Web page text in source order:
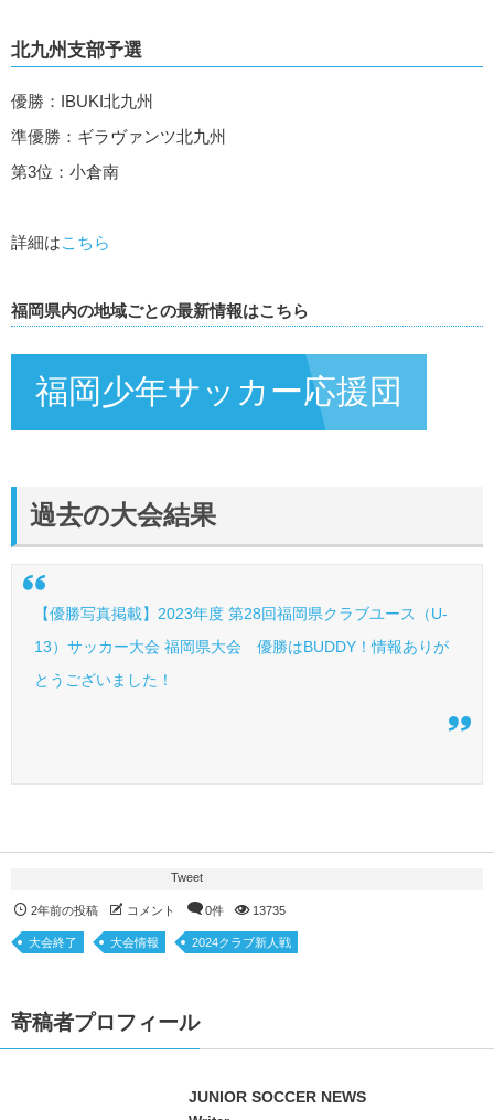
北九州支部予選
優勝：IBUKI北九州
準優勝：ギラヴァンツ北九州
第3位：小倉南
詳細はこちら
福岡県内の地域ごとの最新情報はこちら
福岡少年サッカー応援団
過去の大会結果
【優勝写真掲載】2023年度 第28回福岡県クラブユース（U-
13）サッカー大会 福岡県大会 優勝はBUDDY！情報ありが
とうございました！
Tweet
2年前の投稿 コメント 0件 13735
大会終了 大会情報 2024クラブ新人戦
寄稿者プロフィール
JUNIOR SOCCER NEWS